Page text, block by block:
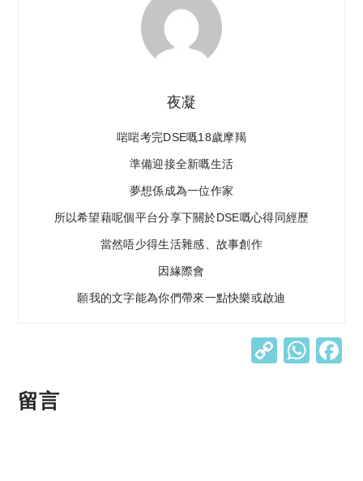
夜凝
啱啱考完DSE嘅18歲摩羯
準備迎接全新嘅生活
夢想係成為一位作家
所以希望藉呢個平台分享下關於DSE嘅心得同經歷
當然唔少得生活雜感、故事創作
因緣際會
願我的文字能為你們帶來一點快樂或啟迪
C W
留言